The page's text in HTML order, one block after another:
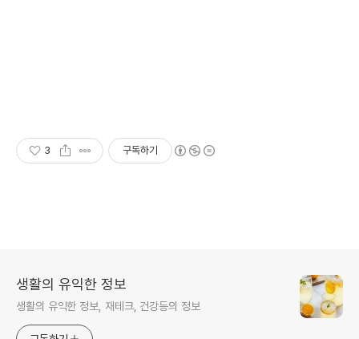
3 구독하기
생활의 유익한 정보
생활의 유익한 정보, 재테크, 건강등의 정보